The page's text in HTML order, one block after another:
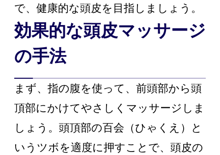
で、健康的な頭皮を目指しましょう。
効果的な頭皮マッサージ
の手法
まず、指の腹を使って、前頭部から頭
頂部にかけてやさしくマッサージしま
しょう。頭頂部の百会（ひゃくえ）と
いうツボを適度に押すことで、頭皮の